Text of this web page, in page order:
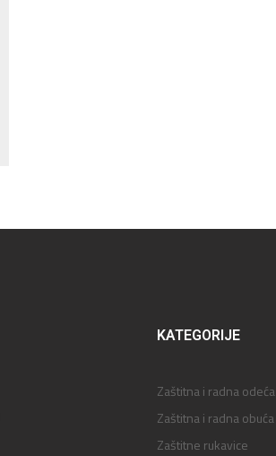
KATEGORIJE
Zaštitna i radna odeća
Zaštitna i radna obuća
Zaštitne rukavice